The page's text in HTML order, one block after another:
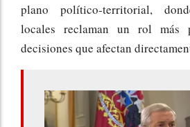
plano político-territorial,
locales reclaman un rol más
decisiones que afectan